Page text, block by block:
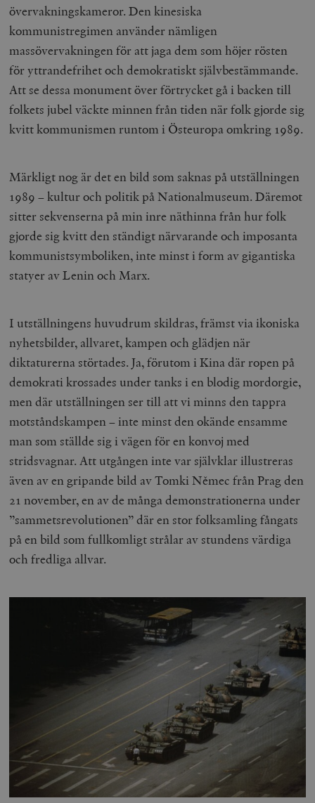
övervakningskameror. Den kinesiska
kommunistregimen använder nämligen
massövervakningen för att jaga dem som höjer rösten
för yttrandefrihet och demokratiskt självbestämmande.
Att se dessa monument över förtrycket gå i backen till
folkets jubel väckte minnen från tiden när folk gjorde sig
kvitt kommunismen runtom i Östeuropa omkring 1989.
Märkligt nog är det en bild som saknas på utställningen
1989 – kultur och politik på Nationalmuseum. Däremot
sitter sekvenserna på min inre näthinna från hur folk
gjorde sig kvitt den ständigt närvarande och imposanta
kommunistsymboliken, inte minst i form av gigantiska
statyer av Lenin och Marx.
I utställningens huvudrum skildras, främst via ikoniska
nyhetsbilder, allvaret, kampen och glädjen när
diktaturerna störtades. Ja, förutom i Kina där ropen på
demokrati krossades under tanks i en blodig mordorgie,
men där utställningen ser till att vi minns den tappra
motståndskampen – inte minst den okände ensamme
man som ställde sig i vägen för en konvoj med
stridsvagnar. Att utgången inte var självklar illustreras
även av en gripande bild av Tomki Němec från Prag den
21 november, en av de många demonstrationerna under
”sammetsrevolutionen” där en stor folksamling fångats
på en bild som fullkomligt strålar av stundens värdiga
och fredliga allvar.